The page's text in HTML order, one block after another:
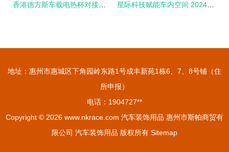
地址：惠州市惠城区下角园岭东路1号成丰新苑1栋6、7、8号铺（住
所申报）
电话：1904727**
Copyright © 2026 www.nkrace.com 汽车装饰用品 惠州市斯帕商贸有
限公司 汽车装饰用品 版权所有 Sitemap